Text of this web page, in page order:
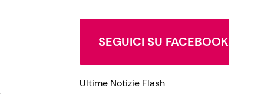
SEGUICI SU FACEBOOK
Ultime Notizie Flash